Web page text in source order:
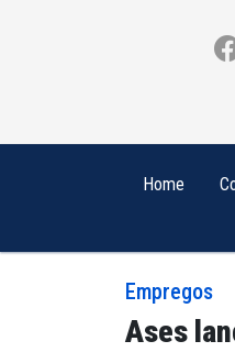
Home
Empregos
Ases